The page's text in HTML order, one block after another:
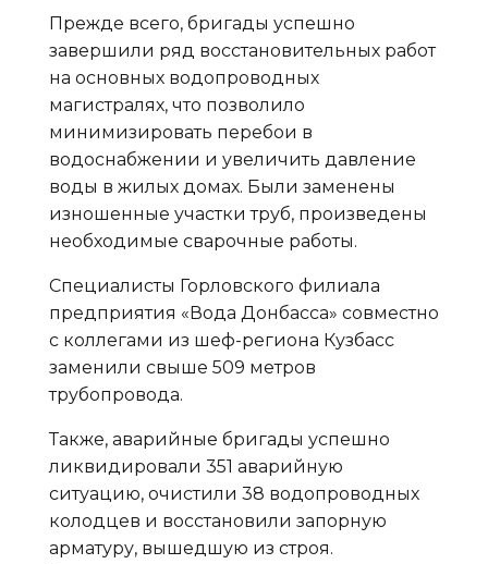
Прежде всего, бригады успешно
завершили ряд восстановительных работ
на основных водопроводных
магистралях, что позволило
минимизировать перебои в
водоснабжении и увеличить давление
воды в жилых домах. Были заменены
изношенные участки труб, произведены
необходимые сварочные работы.
Специалисты Горловского филиала
предприятия «Вода Донбасса» совместно
с коллегами из шеф-региона Кузбасс
заменили свыше 509 метров
трубопровода.
Также, аварийные бригады успешно
ликвидировали 351 аварийную
ситуацию, очистили 38 водопроводных
колодцев и восстановили запорную
арматуру, вышедшую из строя.